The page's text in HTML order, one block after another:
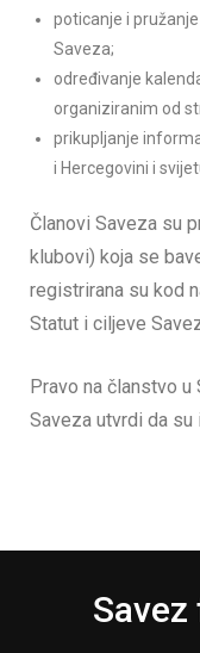
poticanje i
Saveza;
određivanje
organiziranim od
prikupljanje
i Hercegovini i
Članovi Saveza su
klubovi) koja se
registrirana su kod
Statut i ciljeve
Pravo na članstvo
Saveza utvrdi da